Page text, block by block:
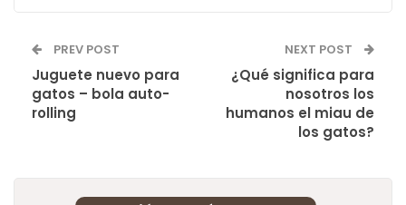
PREV POST
Juguete nuevo para
gatos – bola auto-
rolling
NEXT POST
¿Qué significa para
nosotros los
humanos el miau de
los gatos?